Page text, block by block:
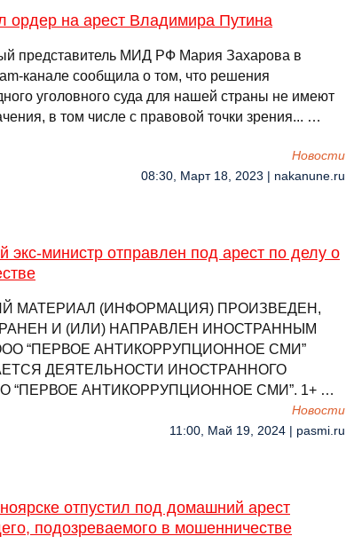
на арест Владимира Путина
представитель МИД РФ Мария Захарова в
канале сообщила о том, что решения
уголовного суда для нашей страны не имеют
в том числе с правовой точки зрения... …
Новости
08:30, Март 18, 2023 | nakanune.ru
экс-министр отправлен под арест по делу о
МАТЕРИАЛ (ИНФОРМАЦИЯ) ПРОИЗВЕДЕН,
И (ИЛИ) НАПРАВЛЕН ИНОСТРАННЫМ
“ПЕРВОЕ АНТИКОРРУПЦИОННОЕ СМИ”
ДЕЯТЕЛЬНОСТИ ИНОСТРАННОГО
“ПЕРВОЕ АНТИКОРРУПЦИОННОЕ СМИ”. 1+ …
Новости
11:00, Май 19, 2024 | pasmi.ru
отпустил под домашний арест
подозреваемого в мошенничестве